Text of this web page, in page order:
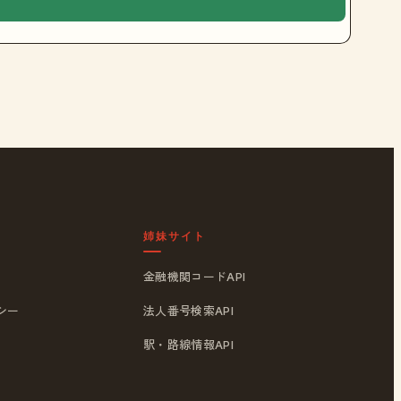
ー
姉妹サイト
金融機関コードAPI
法人番号検索API
駅・路線情報API